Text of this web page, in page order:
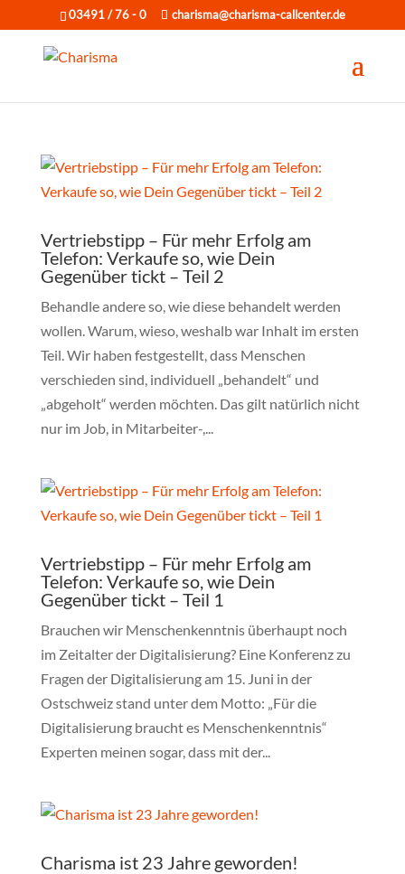
03491 / 76 - 0 charisma@charisma-callcenter.de
Vertriebstipp – Für mehr Erfolg am
Telefon: Verkaufe so, wie Dein
Gegenüber tickt – Teil 2
Behandle andere so, wie diese behandelt werden
wollen. Warum, wieso, weshalb war Inhalt im ersten
Teil. Wir haben festgestellt, dass Menschen
verschieden sind, individuell „behandelt“ und
„abgeholt“ werden möchten. Das gilt natürlich nicht
nur im Job, in Mitarbeiter-,...
Vertriebstipp – Für mehr Erfolg am
Telefon: Verkaufe so, wie Dein
Gegenüber tickt – Teil 1
Brauchen wir Menschenkenntnis überhaupt noch
im Zeitalter der Digitalisierung? Eine Konferenz zu
Fragen der Digitalisierung am 15. Juni in der
Ostschweiz stand unter dem Motto: „Für die
Digitalisierung braucht es Menschenkenntnis“
Experten meinen sogar, dass mit der...
Charisma ist 23 Jahre geworden!